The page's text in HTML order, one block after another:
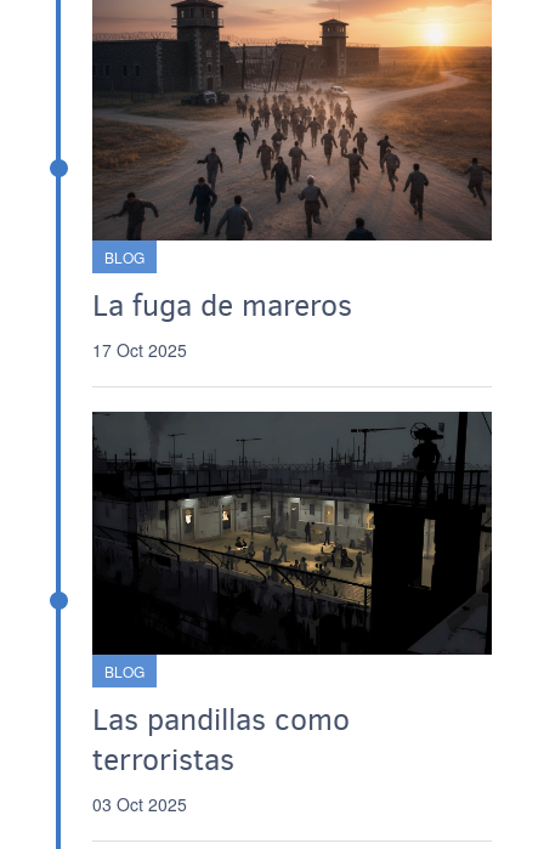
BLOG
La fuga de mareros
17 Oct 2025
BLOG
Las pandillas como
terroristas
03 Oct 2025